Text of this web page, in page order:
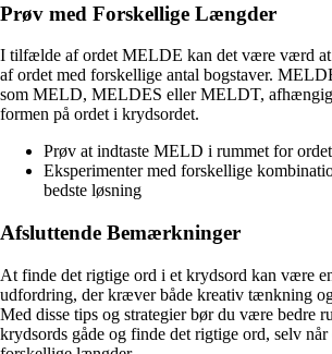
Prøv med Forskellige Længder
I tilfælde af ordet MELDE kan det være værd at
af ordet med forskellige antal bogstaver.
som MELD, MELDES eller MELDT,
formen på ordet i krydsordet.
Prøv at indtaste MELD i rummet for ordet
Eksperimenter med forskellige
bedste løsning
Afsluttende Bemærkninger
At finde det rigtige ord i et krydsord kan være
udfordring, der kræver både kreativ tænkning
Med disse tips og strategier bør du være bedre
krydsords gåde og finde det rigtige ord, selv når